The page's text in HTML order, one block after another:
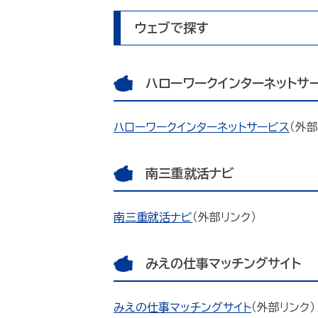
ウェブで探す
ハローワークインターネットサ
ハローワークインターネットサービス （外
南三重就活ナビ
南三重就活ナビ（外部リンク）
みえの仕事マッチングサイト
みえの仕事マッチングサイト（外部リンク）